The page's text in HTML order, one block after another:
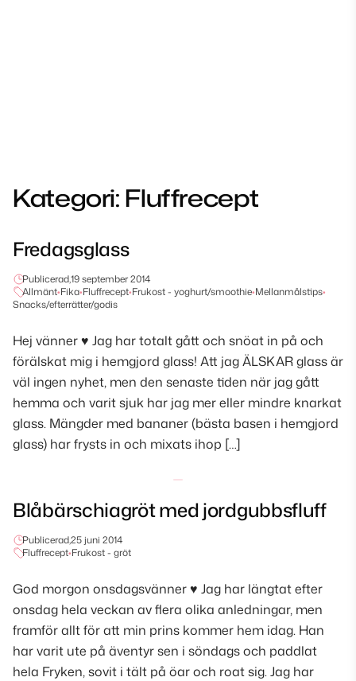
Kategori:Fluffrecept
Fredagsglass
Publicerad,19 september 2014
Allmänt•Fika•Fluffrecept•Frukost - yoghurt/smoothie•Mellanmålstips•
Snacks/efterrätter/godis
Hej vänner ♥ Jag har totalt gått och snöat in på och
förälskat mig i hemgjord glass! Att jag ÄLSKAR glass är
väl ingen nyhet, men den senaste tiden när jag gått
hemma och varit sjuk har jag mer eller mindre knarkat
glass. Mängder med bananer (bästa basen i hemgjord
glass) har frysts in och mixats ihop […]
Blåbärschiagröt med jordgubbsfluff
Publicerad,25 juni 2014
Fluffrecept•Frukost - gröt
God morgon onsdagsvänner ♥ Jag har längtat efter
onsdag hela veckan av flera olika anledningar, men
framför allt för att min prins kommer hem idag. Han
har varit ute på äventyr sen i söndags och paddlat
hela Fryken, sovit i tält på öar och roat sig. Jag har